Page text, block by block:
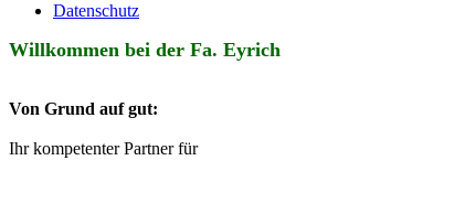
Datenschutz
Willkommen bei der Fa. Eyrich
Von Grund auf gut:
Ihr kompetenter Partner für